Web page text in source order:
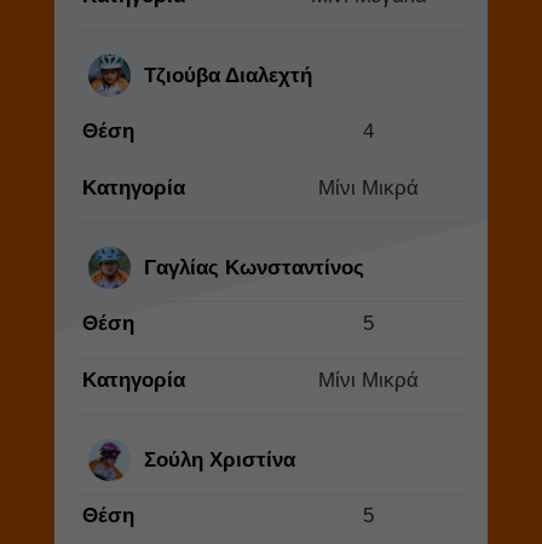
Τζιούβα Διαλεχτή
Θέση 4
Κατηγορία Μίνι Μικρά
Γαγλίας Κωνσταντίνος
Θέση 5
Κατηγορία Μίνι Μικρά
Σούλη Χριστίνα
Θέση 5